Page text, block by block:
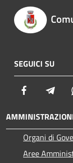
SEGUICI SU
Facebook
Organi di
Aree